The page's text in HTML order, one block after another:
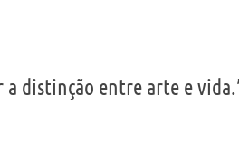
a distinção entre arte e